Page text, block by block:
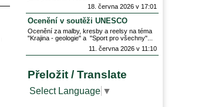
18. června 2026 v 17:01
Ocenění v soutěži UNESCO
Ocenění za malby, kresby a reelsy na téma
"Krajina - geologie" a "Sport pro všechny"
11. června 2026 v 11:10
Přeložit / Translate
Select Language ▼